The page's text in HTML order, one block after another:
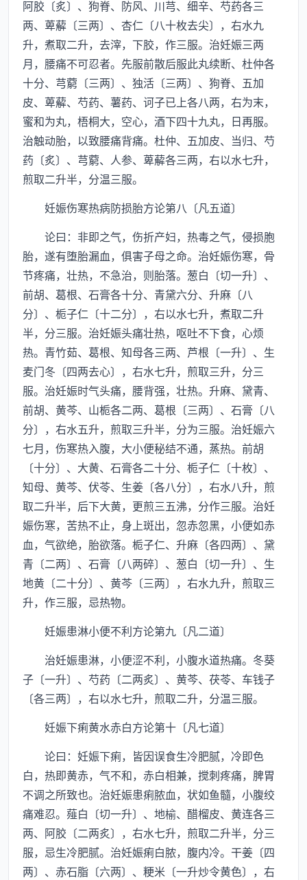
阿胶〔炙〕、狗脊、防风、川芎、细辛、芍药各三
两、萆薢〔三两〕、杏仁〔八十枚去尖〕，右水九
升，煮取二升，去滓，下胶，作三服。治妊娠三两
月，腰痛不可忍者。先服前散后服此丸续断、杜仲各
十分、芎藭〔三两〕、独活〔三两〕、狗脊、五加
皮、萆薢、芍药、薯药、诃子已上各八两，右为末，
蜜和为丸，梧桐大，空心，酒下四十九丸，日再服。
治触动胎，以致腰痛背痛。杜仲、五加皮、当归、芍
药〔炙〕、芎藭、人参、萆薢各三两，右以水七升，
煎取二升半，分温三服。
妊娠伤寒热病防损胎方论第八〔凡五道〕
论曰：非即之气，伤折产妇，热毒之气，侵损胞
胎，遂有堕胎漏血，俱害子母之命。治妊娠伤寒，骨
节疼痛，壮热，不急治，则胎落。葱白〔切一升〕、
前胡、葛根、石膏各十分、青黛六分、升麻〔八
分〕、栀子仁〔十二分〕，右以水七升，煮取二升
半，分三服。治妊娠头痛壮热，呕吐不下食，心烦
热。青竹茹、葛根、知母各三两、芦根〔一升〕、生
麦门冬〔四两去心〕，右水七升，煎取三升，分三
服。治妊娠时气头痛，腰背强，壮热。升麻、黛青、
前胡、黄芩、山栀各二两、葛根〔三两〕、石膏〔八
分〕，右水五升，煎取三升半，分为三服。治妊娠六
七月，伤寒热入腹，大小便秘结不通，蒸热。前胡
〔十分〕、大黄、石膏各二十分、栀子仁〔十枚〕、
知母、黄芩、伏苓、生姜〔各八分〕，右水八升，煎
取二升半，后下大黄，更煎三五沸，分作三服。治妊
娠伤寒，苦热不止，身上斑出，忽赤忽黑，小便如赤
血，气欲绝，胎欲落。栀子仁、升麻〔各四两〕、黛
青〔二两〕、石膏〔八两碎〕、葱白〔切一升〕、生
地黄〔二十分〕、黄芩〔三两〕，右水九升，煎取三
升，作三服，忌热物。
妊娠患淋小便不利方论第九〔凡二道〕
治妊娠患淋，小便涩不利，小腹水道热痛。冬葵
子〔一升〕、芍药〔二两炙〕、黄芩、茯苓、车钱子
〔各三两〕，右以水七升，煎取二升，分温三服。
妊娠下痢黄水赤白方论第十〔凡七道〕
论曰：妊娠下痢，皆因误食生冷肥腻，冷即色
白，热即黄赤，气不和，赤白相兼，搅刺疼痛，脾胃
不调之所致也。治妊娠患痢脓血，状如鱼髓，小腹绞
痛难忍。薤白〔切一升〕、地榆、醋榴皮、黄连各三
两、阿胶〔二两炙〕，右水七升，煎取二升半，分三
服，忌生冷肥腻。治妊娠痢白脓，腹内冷。干姜〔四
两〕、赤石脂〔六两〕、粳米〔一升炒令黄色〕，右